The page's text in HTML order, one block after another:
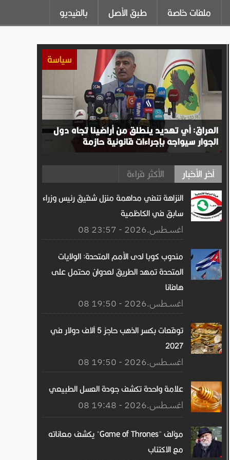
ملفات خاصة طبق الأصل بالفيديو
سياسة
العراق: أي تهديد ينطلق من أراضينا تجاه دول
الجوار سيواجه بإجراءات قانونية حازمة
آخر الأخبار الأكثر قراءة
النزاهة تنفي مداهمة منزل شقيق رئيس وزراء
سابق في الكاظمية
08 اغســطس.2026 - 23:57
مندوب كوبا لدى الأمم المتحدة: الولايات
المتحدة تمهد الطريق لعدوان محتمل على
هافانا
08 اغســطس.2026 - 19:50
توقعات بكسر الذهب حاجز 5 آلاف دولار في
2027
08 اغســطس.2026 - 19:50
علامة واحدة تكشف جودة العسل الطبيعي
08 اغســطس.2026 - 19:48
مؤلف "Game of Thrones" يكشف معاناته
مع الاكتئاب